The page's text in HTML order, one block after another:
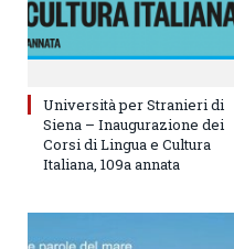
Università per Stranieri di
Siena – Inaugurazione dei
Corsi di Lingua e Cultura
Italiana, 109a annata